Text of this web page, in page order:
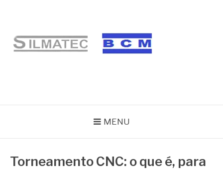
conteúdo
MENU
Torneamento CNC: o que é, para